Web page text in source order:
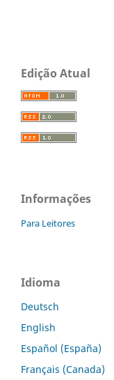
Edição Atual
Informações
Para Leitores
Idioma
Deutsch
English
Español (España)
Français (Canada)